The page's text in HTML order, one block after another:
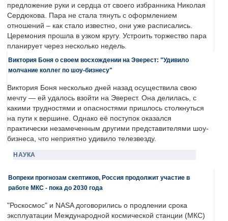
предложение руки и сердца от своего избранника Николая
Сердюкова. Пара не стала тянуть с оформлением
отношений – как стало известно, они уже расписались.
Церемония прошла в узком кругу. Устроить торжество пара
планирует через несколько недель.
Виктория Боня о своем восхождении на Эверест: "Удивило
молчание коллег по шоу-бизнесу"
Виктория Боня несколько дней назад осуществила свою
мечту — ей удалось взойти на Эверест. Она делилась, с
какими трудностями и опасностями пришлось столкнуться
на пути к вершине. Однако её поступок оказался
практически незамеченным другими представителями шоу-
бизнеса, что неприятно удивило телезвезду.
НАУКА
Вопреки прогнозам скептиков, Россия продолжит участие в
работе МКС - пока до 2030 года
"Роскосмос" и NASA договорились о продлении срока
эксплуатации Международной космической станции (МКС)